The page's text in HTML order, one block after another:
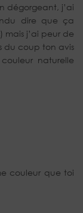
dégorgeant, j’ai
dire que ça
mais j’ai peur de
du coup ton avis
naturelle
couleur que toi